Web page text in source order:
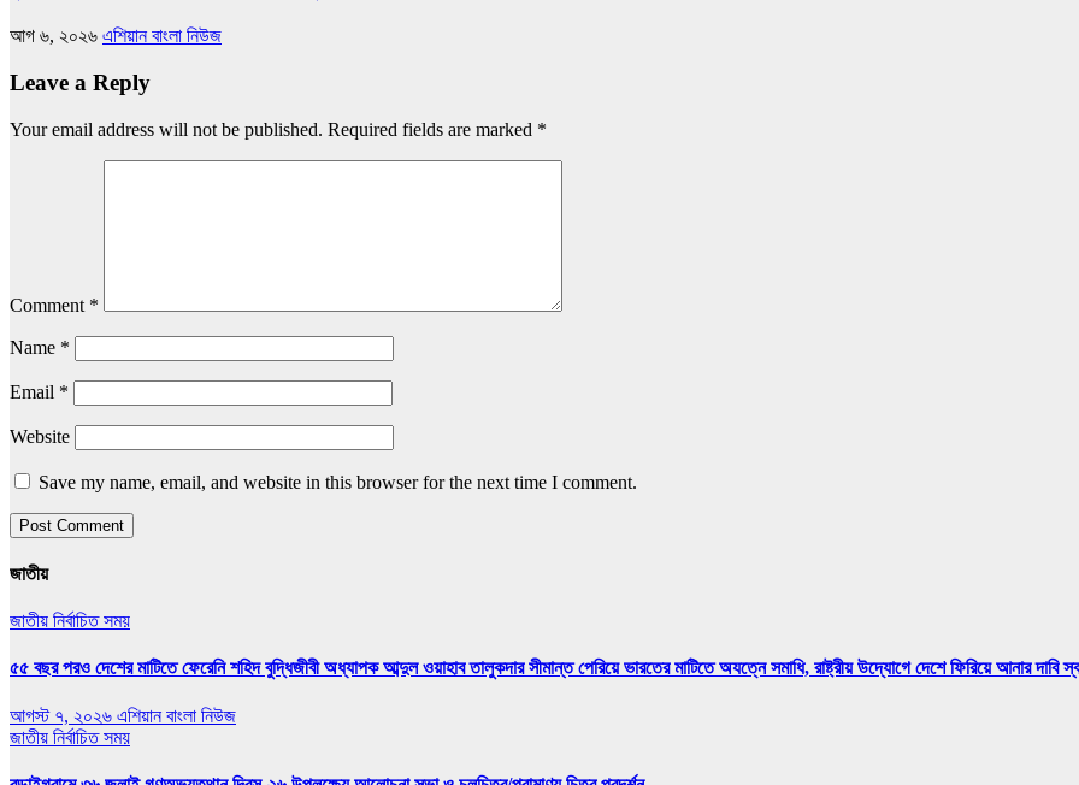
আগ ৬, ২০২৬ এশিয়ান বাংলা নিউজ
Leave a Reply
Your email address will not be published. Required fields are marked *
Comment *
Name *
Email *
Website
Save my name, email, and website in this browser for the next time I comment.
জাতীয়
জাতীয় নির্বাচিত সময়
৫৫ বছর পরও দেশের মাটিতে ফেরেনি শহিদ বুদ্ধিজীবী অধ্যাপক আব্দুল ওয়াহাব তালুকদার সীমান্ত পেরিয়ে ভারতের মাটিতে অযত্নে সমাধি, রাষ্ট্রীয় উদ্যোগে দেশে ফিরিয়ে আনার দাবি
আগস্ট ৭, ২০২৬ এশিয়ান বাংলা নিউজ
জাতীয় নির্বাচিত সময়